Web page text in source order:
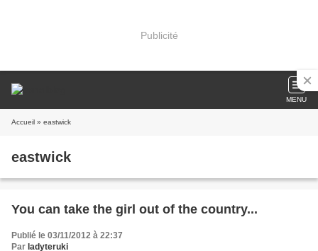
Publicité
MENU
Accueil » eastwick
eastwick
You can take the girl out of the country...
Publié le 03/11/2012 à 22:37
Par ladyteruki